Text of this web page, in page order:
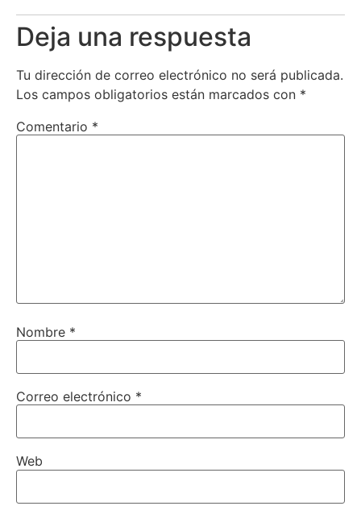
Deja una respuesta
Tu dirección de correo electrónico no será publicada.
Los campos obligatorios están marcados con *
Comentario *
Nombre *
Correo electrónico *
Web